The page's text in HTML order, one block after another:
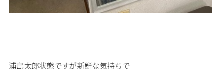
浦島太郎状態ですが新鮮な気持ちで